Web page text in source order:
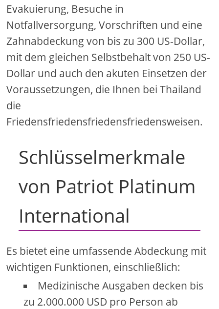
Evakuierung, Besuche in
Notfallversorgung, Vorschriften und eine
Zahnabdeckung von bis zu 300 US-Dollar,
mit dem gleichen Selbstbehalt von 250 US-
Dollar und auch den akuten Einsetzen der
Voraussetzungen, die Ihnen bei Thailand
die
Friedensfriedensfriedensfriedensweisen.
Schlüsselmerkmale
von Patriot Platinum
International
Es bietet eine umfassende Abdeckung mit
wichtigen Funktionen, einschließlich:
Medizinische Ausgaben decken bis
zu 2.000.000 USD pro Person ab